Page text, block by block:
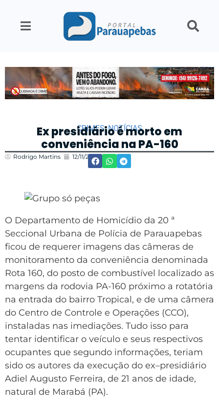
CRIMES,NOTÍCIAS
Ex presidiário é morto em
conveniência na PA-160
Rodrigo Martins 12/11/2021 13:52
O Departamento de Homicídio da 20 ª
Seccional Urbana de Polícia de Parauapebas
ficou de requerer imagens das câmeras de
monitoramento da conveniência denominada
Rota 160, do posto de combustível localizado as
margens da rodovia PA-160 próximo a rotatória
na entrada do bairro Tropical, e de uma câmera
do Centro de Controle e Operações (CCO),
instaladas nas imediações. Tudo isso para
tentar identificar o veículo e seus respectivos
ocupantes que segundo informações, teriam
sido os autores da execução do ex–presidiário
Adiel Augusto Ferreira, de 21 anos de idade,
natural de Marabá (PA).